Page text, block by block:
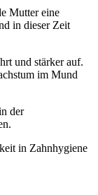
Mutter eine
in dieser Zeit
und stärker auf.
im Mund
der
in Zahnhygiene